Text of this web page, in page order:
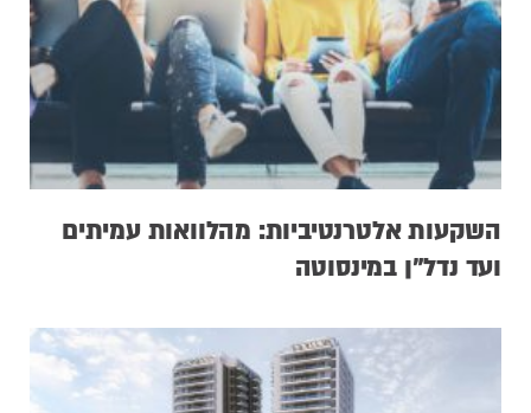
השקעות אלטרנטיביות: מהלוואות עמיתים
ועד נדל”ן במינסוטה